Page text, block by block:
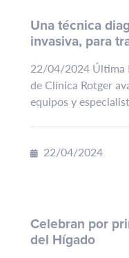
Una técnica
invasiva, para
personalizados:
22/04/2024 Última
de Clínica Rotger
equipos y
22/04/2024
Celebran por
del Hígado